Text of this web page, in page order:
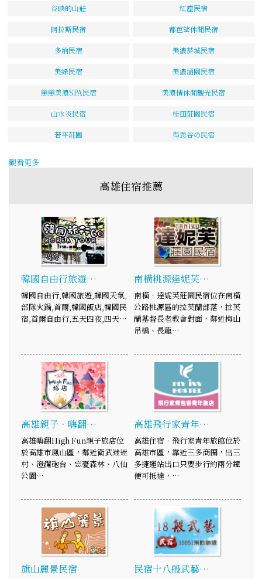
谷映的山莊 紅塵民宿
阿拉斯民宿 都芭望休閒民宿
多納民宿 美濃菸城民宿
美綠民宿 美濃涵園民宿
戀戀美濃SPA民宿 美濃情休閒觀光民宿
山水炎民宿 桂田莊園民宿
若平莊園 得恩谷の民宿
觀看更多
高雄住宿推薦
韓國自由行旅遊…
韓國自由行,韓國旅遊,韓國天氣,
部隊火鍋,首爾,韓國飯店,韓國民
宿,首爾自由行,五天四夜,四天…
南橫桃源達妮芙…
南橫‧達妮芙莊園民宿位在南橫
公路桃源區的拉芙蘭部落，拉芙
蘭基督長老教會對面，鄰近梅山
吊橋、長龍…
高雄親子．嗨翻…
高雄嗨翻High Fun親子旅店位
於高雄市鳳山區，鄰近衛武迷迷
村、澄瀾砲台、忘憂森林、八仙
公園…
高雄飛行家青年…
高雄住宿．飛行家青年旅館位於
高雄市區，靠近三多商圈，出三
多捷運站出口只要步行約兩分鐘
便可抵達，…
旗山麗景民宿 民宿十八般武藝…